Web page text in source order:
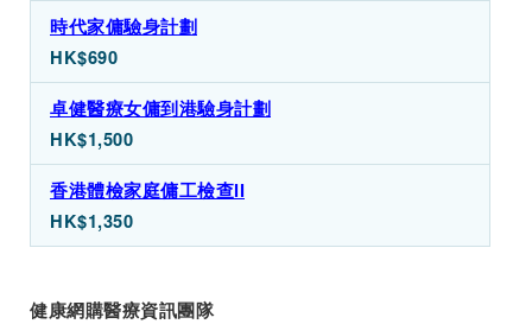
時代家傭驗身計劃
HK$690
卓健醫療女傭到港驗身計劃
HK$1,500
香港體檢家庭傭工檢查II
HK$1,350
健康網購醫療資訊團隊